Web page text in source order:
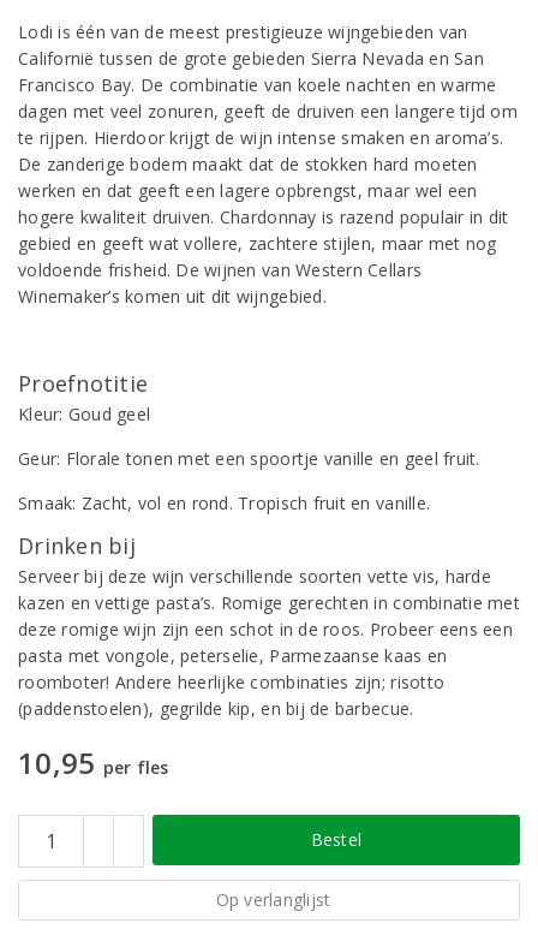
Lodi is één van de meest prestigieuze wijngebieden van
Californië tussen de grote gebieden Sierra Nevada en San
Francisco Bay. De combinatie van koele nachten en warme
dagen met veel zonuren, geeft de druiven een langere tijd om
te rijpen. Hierdoor krijgt de wijn intense smaken en aroma’s.
De zanderige bodem maakt dat de stokken hard moeten
werken en dat geeft een lagere opbrengst, maar wel een
hogere kwaliteit druiven. Chardonnay is razend populair in dit
gebied en geeft wat vollere, zachtere stijlen, maar met nog
voldoende frisheid. De wijnen van Western Cellars
Winemaker’s komen uit dit wijngebied.
Proefnotitie
Kleur: Goud geel
Geur: Florale tonen met een spoortje vanille en geel fruit.
Smaak: Zacht, vol en rond. Tropisch fruit en vanille.
Drinken bij
Serveer bij deze wijn verschillende soorten vette vis, harde
kazen en vettige pasta’s. Romige gerechten in combinatie met
deze romige wijn zijn een schot in de roos. Probeer eens een
pasta met vongole, peterselie, Parmezaanse kaas en
roomboter! Andere heerlijke combinaties zijn; risotto
(paddenstoelen), gegrilde kip, en bij de barbecue.
10,95 per fles
Bestel
Op verlanglijst